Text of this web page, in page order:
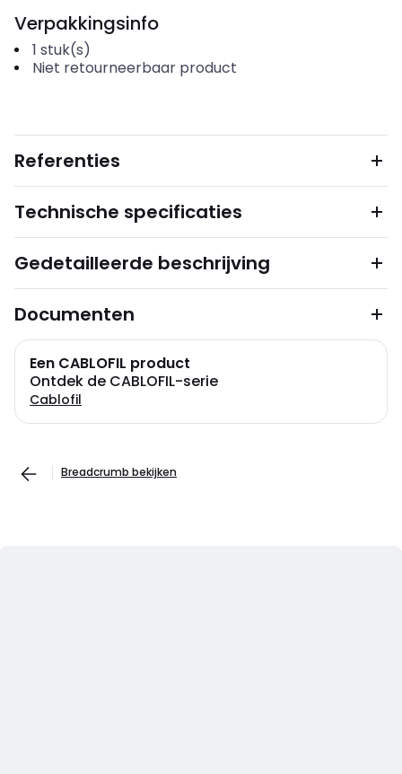
Verpakkingsinfo
1 stuk(s)
Niet retourneerbaar product
Referenties
Technische specificaties
Gedetailleerde beschrijving
Documenten
Een CABLOFIL product
Ontdek de CABLOFIL-serie
Cablofil
Breadcrumb bekijken